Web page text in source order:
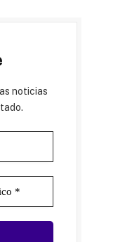
noticias